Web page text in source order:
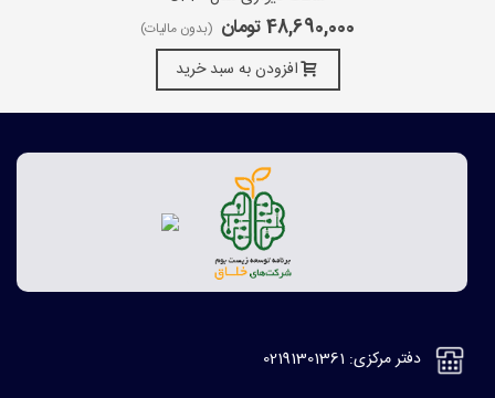
48,690,000 تومان (بدون مالیات)
افزودن به سبد خرید
دفتر مرکزی: 02191301361